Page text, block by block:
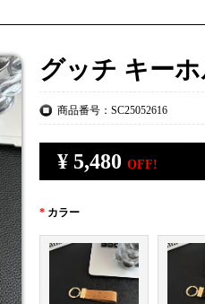
グッチ キー
商品番号：SC25052616
¥ 5,480 OFF!
* カラー